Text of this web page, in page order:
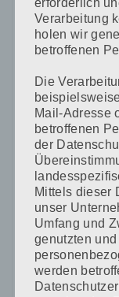
für meinen
CAPTCHA Code
*
Verarbeitung
holen wir
betroffenen
Die
Mail-Adresse
betroffenen
der
Mittels dieser
unser
Umfang und
genutzten
werden